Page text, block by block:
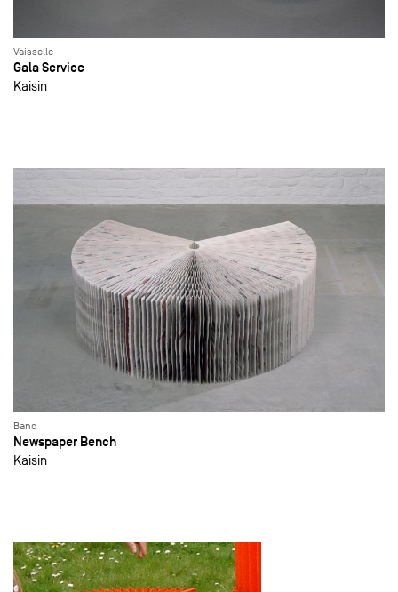
Vaisselle
Gala Service
Kaisin
Banc
Newspaper Bench
Kaisin